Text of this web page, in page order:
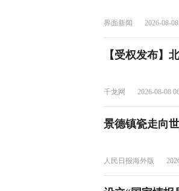
界面新闻 2026-08-
【受权发布】
千龙网 2026-08-08
景德镇瓷走向
人民日报海外版